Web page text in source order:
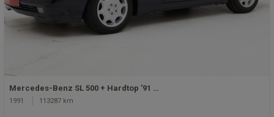
Mercedes-Benz SL 500 + Hardtop '91 …
1991 113287 km